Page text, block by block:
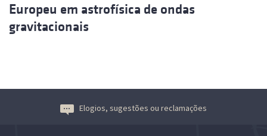
Europeu em astrofísica de ondas
gravitacionais
Elogios, sugestões ou reclamações